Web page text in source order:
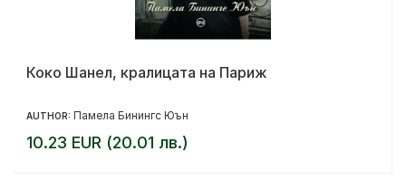
Коко Шанел, кралицата на Париж
AUTHOR: Памела Бинингс Юън
10.23 EUR (20.01 лв.)